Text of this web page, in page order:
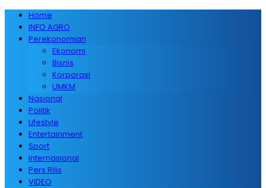
Home
INFO AGRO
Perekonomian
Ekonomi
Bisnis
Korporasi
UMKM
Nasional
Politik
Lifestyle
Entertainment
Sport
Internasional
Pers Rilis
VIDEO